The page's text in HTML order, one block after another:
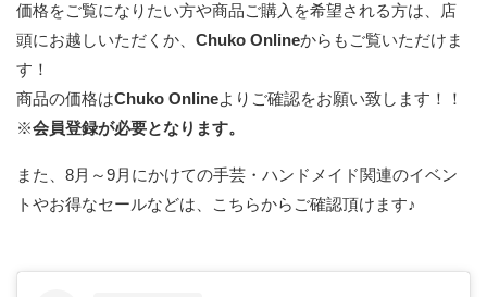
価格をご覧になりたい方や商品ご購入を希望される方は、店
頭にお越しいただくか、 Chuko Onlineからもご覧いただけま
す！
商品の価格はChuko Onlineよりご確認をお願い致します！！
※会員登録が必要となります。
また、8月～9月にかけての手芸・ハンドメイド関連のイベン
トやお得なセールなどは、こちらからご確認頂けます♪